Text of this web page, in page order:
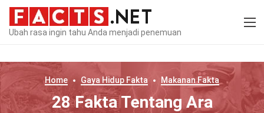
Ubah rasa ingin tahu Anda menjadi penemuan
Home Gaya Hidup Fakta MakananFakta
28 Fakta Tentang Ara